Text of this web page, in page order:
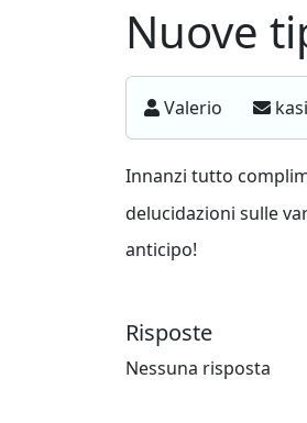
Nuove
Valerio
Innanzi tutto
delucidazioni sulle
anticipo!
Risposte
Nessuna risposta